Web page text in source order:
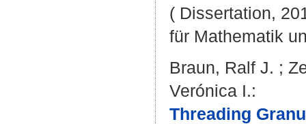
( Dissertation,
für Mathematik
Braun, Ralf J. ;
Verónica I.:
Threading